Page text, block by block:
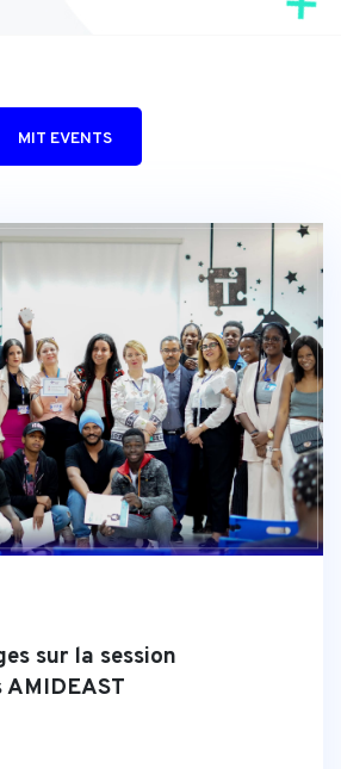
MIT EVENTS
sur la session